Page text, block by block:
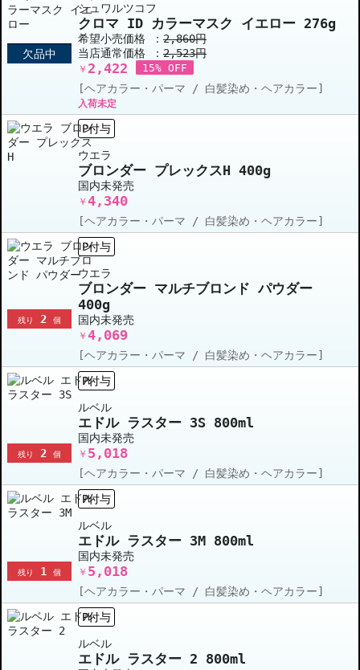
欠品中
シュワルツコフ
クロマ ID カラーマスク イエロー 276g
希望小売価格 ： 2,860円
当店通常価格 ： 2,523円
￥ 2,422 15% OFF
[ヘアカラー・パーマ / 白髪染め・ヘアカラー]
入荷未定
P付与
ウエラ
ブロンダー プレックスH 400g
国内未発売
￥ 4,340
[ヘアカラー・パーマ / 白髪染め・ヘアカラー]
残り 2 個
P付与
ウエラ
ブロンダー マルチブロンド パウダー
400g
国内未発売
￥ 4,069
[ヘアカラー・パーマ / 白髪染め・ヘアカラー]
残り 2 個
P付与
ルベル
エドル ラスター 3S 800ml
国内未発売
￥ 5,018
[ヘアカラー・パーマ / 白髪染め・ヘアカラー]
残り 1 個
P付与
ルベル
エドル ラスター 3M 800ml
国内未発売
￥ 5,018
[ヘアカラー・パーマ / 白髪染め・ヘアカラー]
P付与
ルベル
エドル ラスター 2 800ml